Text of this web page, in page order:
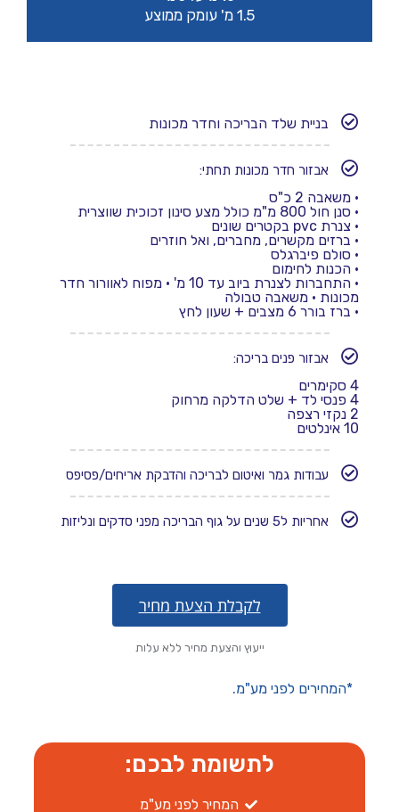
1.5 מ' עומק ממוצע
בניית שלד הבריכה וחדר מכונות
אבזור חדר מכונות תחתי:
• משאבה 2 כ"ס
• סנן חול 800 מ"מ כולל מצע סינון זכוכית שווצרית
• צנרת pvc בקטרים שונים
• ברזים מקשרים, מחברים, ואל חוזרים
• סולם פיברגלס
• הכנות לחימום
• התחברות לצנרת ביוב עד 10 מ'
• מפוח לאוורור חדר
מכונות • משאבה טבולה
• ברז בורר 6 מצבים + שעון לחץ
אבזור פנים בריכה:
4 סקימרים
4 פנסי לד + שלט הדלקה מרחוק
2 נקזי רצפה
10 אינלטים
עבודות גמר ואיטום לבריכה והדבקת אריחים/פסיפס​
אחריות ל5 שנים על גוף הבריכה מפני סדקים ונליזות
לקבלת הצעת מחיר
ייעוץ והצעת מחיר ללא עלות
*המחירים לפני מע"מ.
לתשומת לבכם:
המחיר לפני מע"מ